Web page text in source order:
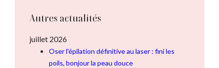
Autres actualités
juillet 2026
Oser l'épilation définitive au laser : fini les
poils, bonjour la peau douce